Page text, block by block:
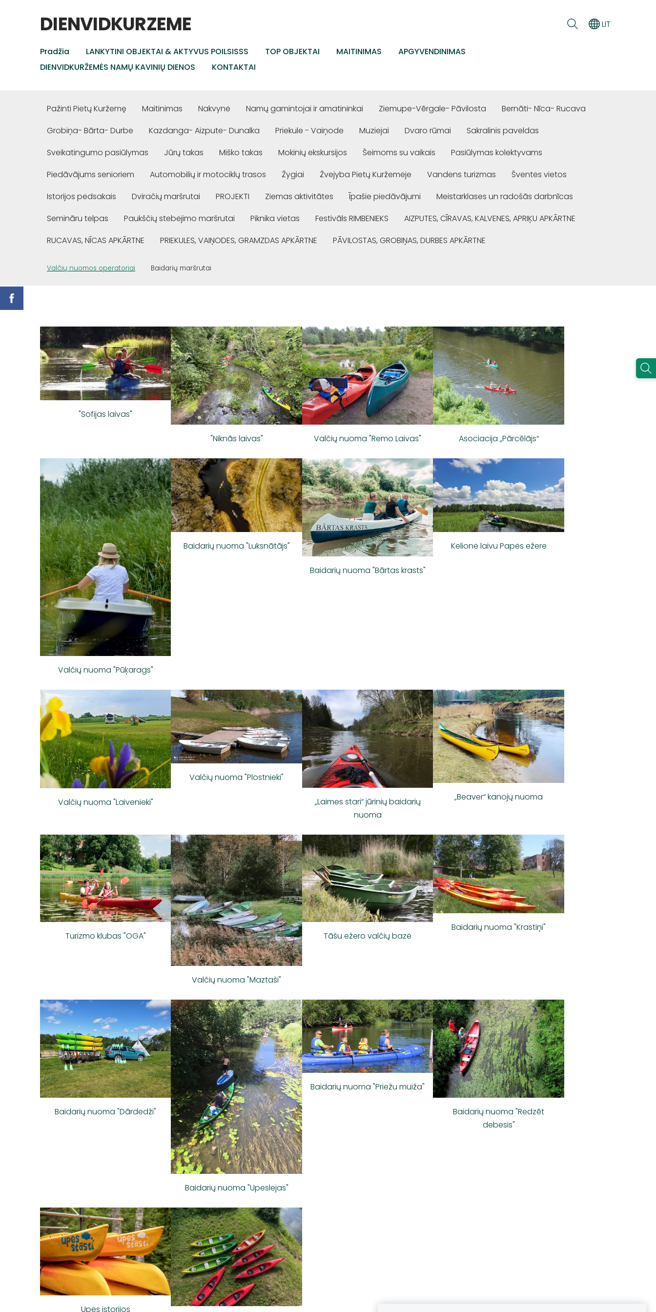
DIENVIDKURZEME
Pradžia LANKYTINI OBJEKTAI & AKTYVUS POILSISSS TOP OBJEKTAI MAITINIMAS
APGYVENDINIMAS
DIENVIDKURŽEMĖS NAMŲ KAVINIŲ DIENOS
KONTAKTAI
LIT
Pažinti Pietų Kuržemę Maitinimas Nakvynė Namų gamintojai ir amatininkai Ziemupe-Vērgale- Pāvilosta
Bernāti- Nīca- Rucava
Grobiņa- Bārta- Durbe
Kazdanga- Aizpute- Dunalka Priekule - Vaiņode Muziejai Dvaro rūmai
Sakralinis paveldas
Sveikatingumo pasiūlymas
Jūrų takas Miško takas Mokinių ekskursijos Šeimoms su vaikais
Pasiūlymas kolektyvams
Piedāvājums senioriem
Automobilių ir motociklų trasos Žygiai Žvejyba Pietų Kuržemėje Vandens turizmas
Šventės vietos
Istorijos pėdsakais
Dviračių maršrutai PROJEKTI Ziemas aktivitātes Īpašie piedāvājumi
Meistarklases un radošās darbnīcas
Semināru telpas
Paukščių stebėjimo maršrutai Piknika vietas Festivāls RIMBENIEKS
AIZPUTES, CĪRAVAS, KALVENES, APRIĶU APKĀRTNE
RUCAVAS, NĪCAS APKĀRTNE
PRIEKULES, VAIŅODES, GRAMZDAS APKĀRTNE PĀVILOSTAS, GROBIŅAS, DURBES APKĀRTNE
Valčių nuomos operatoriai Baidarių maršrutai
"Sofijas laivas"
"Niknās laivas" Valčių nuoma "Remo Laivas" Asociacija „Pārcēlājs“
Valčių nuoma "Pūķarags"
Baidarių nuoma "Luksnātājs"
Baidarių nuoma "Bārtas krasts"
Kelionė laivu Papės ežere
Valčių nuoma "Laivenieki"
Valčių nuoma "Plostnieki"
„Laimes stari“ jūrinių baidarių
nuoma
„Beaver“ kanojų nuoma
Turizmo klubas "OGA"
Valčių nuoma "Maztaši"
Tāšu ežero valčių bazė
Baidarių nuoma "Krastiņi"
Baidarių nuoma "Dārdedži"
Baidarių nuoma "Upeslejas"
Baidarių nuoma "Priežu muiža"
Baidarių nuoma "Redzēt
debesis"
Upės istorijos